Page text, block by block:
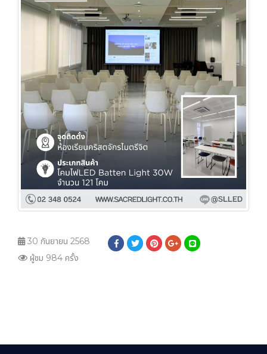
30 กันยายน 2568
ผู้ชม 984 ครั้ง